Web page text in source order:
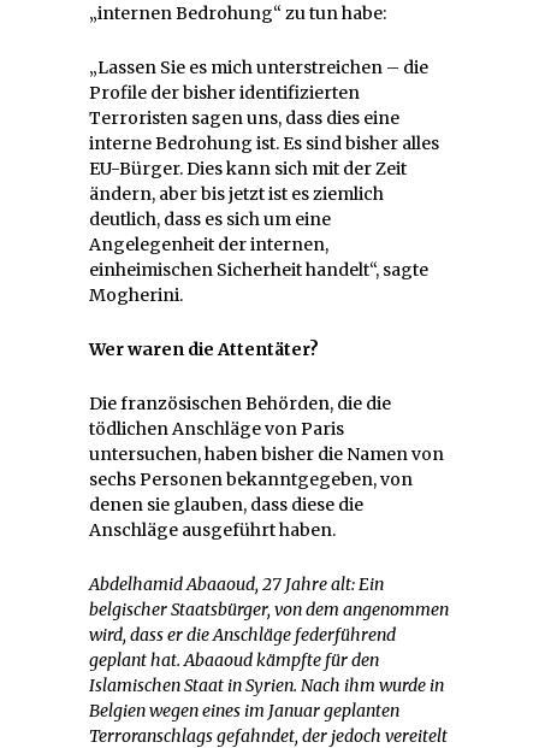
„internen Bedrohung“ zu tun habe:
„Lassen Sie es mich unterstreichen – die
Profile der bisher identifizierten
Terroristen sagen uns, dass dies eine
interne Bedrohung ist. Es sind bisher alles
EU-Bürger. Dies kann sich mit der Zeit
ändern, aber bis jetzt ist es ziemlich
deutlich, dass es sich um eine
Angelegenheit der internen,
einheimischen Sicherheit handelt“, sagte
Mogherini.
Wer waren die Attentäter?
Die französischen Behörden, die die
tödlichen Anschläge von Paris
untersuchen, haben bisher die Namen von
sechs Personen bekanntgegeben, von
denen sie glauben, dass diese die
Anschläge ausgeführt haben.
Abdelhamid Abaaoud, 27 Jahre alt: Ein
belgischer Staatsbürger, von dem angenommen
wird, dass er die Anschläge federführend
geplant hat. Abaaoud kämpfte für den
Islamischen Staat in Syrien. Nach ihm wurde in
Belgien wegen eines im Januar geplanten
Terroranschlags gefahndet, der jedoch vereitelt